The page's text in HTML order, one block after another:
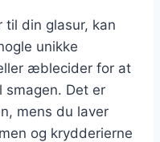
din glasur, kan
unikke
æblecider for at
smagen. Det er
mens du laver
og krydderierne